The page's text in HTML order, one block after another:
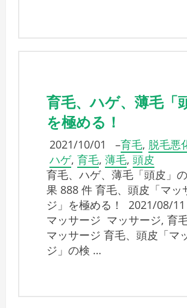
育毛、ハゲ、薄毛「
を極める！
2021/10/01 –育毛, 脱毛悪
ハゲ, 育毛, 薄毛, 頭皮
育毛、ハゲ、薄毛「頭皮」
果 888 件 育毛、頭皮「マッ
ジ」を極める！ 2021/08/
マッサージ マッサージ, 育
マッサージ 育毛、頭皮「マ
ジ」の検 …